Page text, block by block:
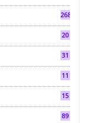
268
20
31
11
15
89